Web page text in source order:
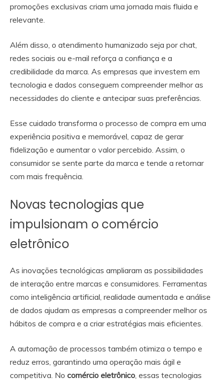
promoções exclusivas criam uma jornada mais fluida e
relevante.
Além disso, o atendimento humanizado seja por chat,
redes sociais ou e-mail reforça a confiança e a
credibilidade da marca. As empresas que investem em
tecnologia e dados conseguem compreender melhor as
necessidades do cliente e antecipar suas preferências.
Esse cuidado transforma o processo de compra em uma
experiência positiva e memorável, capaz de gerar
fidelização e aumentar o valor percebido. Assim, o
consumidor se sente parte da marca e tende a retornar
com mais frequência.
Novas tecnologias que
impulsionam o comércio
eletrônico
As inovações tecnológicas ampliaram as possibilidades
de interação entre marcas e consumidores. Ferramentas
como inteligência artificial, realidade aumentada e análise
de dados ajudam as empresas a compreender melhor os
hábitos de compra e a criar estratégias mais eficientes.
A automação de processos também otimiza o tempo e
reduz erros, garantindo uma operação mais ágil e
competitiva. No comércio eletrônico , essas tecnologias